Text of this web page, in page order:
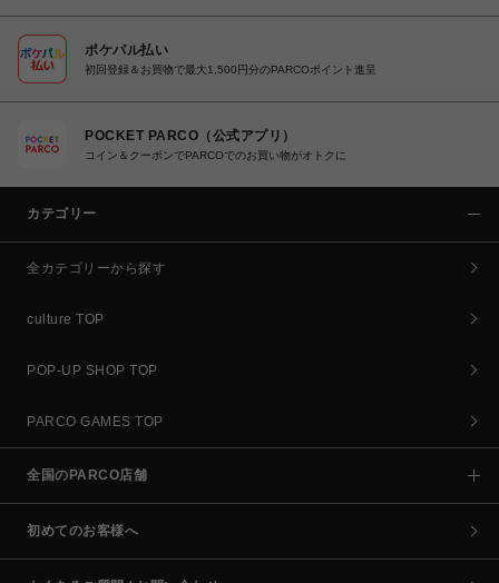
ポケパル払い
初回登録＆お買物で最大1,500円分のPARCOポイント進呈
POCKET PARCO（公式アプリ）
コイン＆クーポンでPARCOでのお買い物がオトクに
カテゴリー
全カテゴリーから探す
culture TOP
POP-UP SHOP TOP
PARCO GAMES TOP
全国のPARCO店舗
初めてのお客様へ